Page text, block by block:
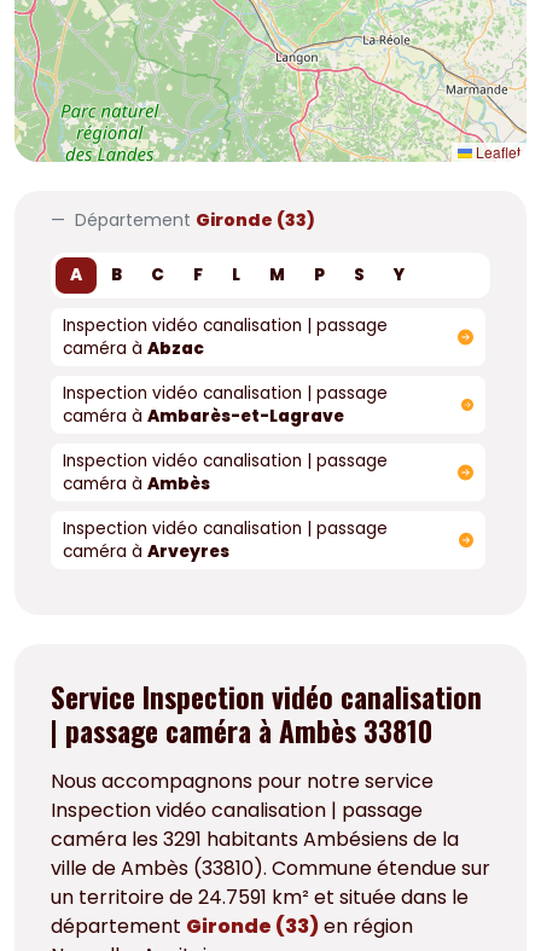
Leaflet
Département Gironde (33)
A B C F L M P S Y
Inspection vidéo canalisation | passage
caméra à Abzac
Inspection vidéo canalisation | passage
caméra à Ambarès-et-Lagrave
Inspection vidéo canalisation | passage
caméra à Ambès
Inspection vidéo canalisation | passage
caméra à Arveyres
Service Inspection vidéo canalisation
| passage caméra à Ambès 33810
Nous accompagnons pour notre service
Inspection vidéo canalisation | passage
caméra les 3291 habitants Ambésiens de la
ville de Ambès (33810). Commune étendue sur
un territoire de 24.7591 km² et située dans le
département Gironde (33)en région